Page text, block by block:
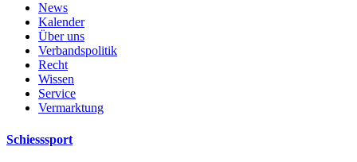
News
Kalender
Über uns
Verbandspolitik
Recht
Wissen
Service
Vermarktung
Schiesssport